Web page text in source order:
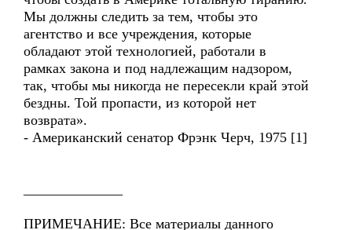
Мы должны следить за тем, чтобы это
агентство и все учреждения, которые
обладают этой технологией, работали в
рамках закона и под надлежащим надзором,
так, чтобы мы никогда не пересекли край этой
бездны. Той пропасти, из которой нет
возврата».
- Американский сенатор Фрэнк Черч, 1975 [1]
ПРИМЕЧАНИЕ: Все материалы данного